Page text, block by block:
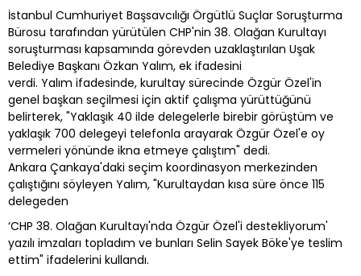
İstanbul Cumhuriyet Başsavcılığı Örgütlü Suçlar Soruşturma
Bürosu tarafından yürütülen CHP'nin 38. Olağan Kurultayı
soruşturması kapsamında görevden uzaklaştırılan Uşak
Belediye Başkanı Özkan Yalım, ek ifadesini
verdi. Yalım ifadesinde, kurultay sürecinde Özgür Özel'in
genel başkan seçilmesi için aktif çalışma yürüttüğünü
belirterek, "Yaklaşık 40 ilde delegelerle birebir görüştüm ve
yaklaşık 700 delegeyi telefonla arayarak Özgür Özel'e oy
vermeleri yönünde ikna etmeye çalıştım" dedi.
Ankara Çankaya'daki seçim koordinasyon merkezinden
çalıştığını söyleyen Yalım, "Kurultaydan kısa süre önce 115
delegeden
‘CHP 38. Olağan Kurultayı'nda Özgür Özel'i destekliyorum'
yazılı imzaları topladım ve bunları Selin Sayek Böke'ye teslim
ettim" ifadelerini kullandı.